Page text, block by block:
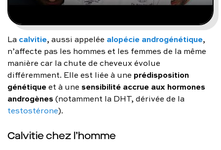
La calvitie, aussi appelée alopécie androgénétique,
n’affecte pas les hommes et les femmes de la même
manière car la chute de cheveux évolue
différemment. Elle est liée à une prédisposition
génétiqueet à une sensibilité accrue aux hormones
androgènes(notamment la DHT, dérivée de la
testostérone).
Calvitie chez l’homme